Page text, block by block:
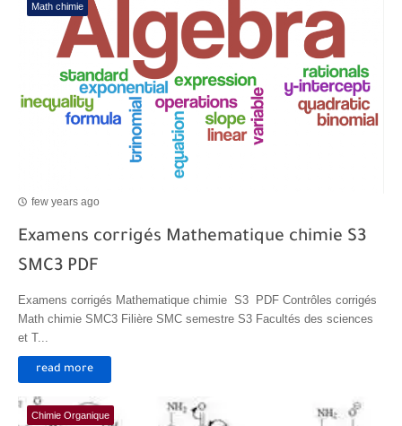
Math chimie
few years ago
Examens corrigés Mathematique chimie S3
SMC3 PDF
Examens corrigés Mathematique chimie S3 PDF Contrôles corrigés
Math chimie SMC3 Filière SMC semestre S3 Facultés des sciences
et T...
read more
Chimie Organique